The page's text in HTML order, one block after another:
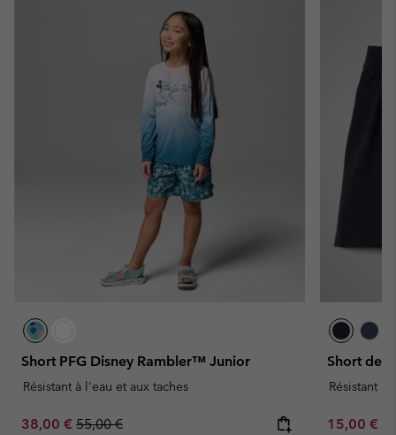
Short PFG Disney Rambler™ Junior
Résistant à l'eau et aux taches
Sale price:
38,00 € Regular price:
55,00 €
Short de
Résistant à
Minimum
15,00 €